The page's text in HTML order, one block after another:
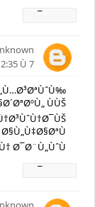
7 ÙØ¨Ø±Ø§ÙŠØ± 2022 ÙÙŠ 12:35 Ù…
ÙÙŠ
Ø¯Ø¨Ù„ÙˆÙ…